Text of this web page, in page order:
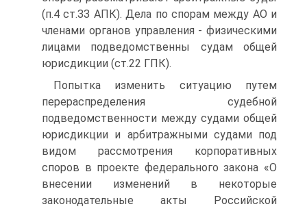
(п.4 ст.ЗЗ АПК). Дела по спорам между АО и
членами органов управления - физическими
лицами подведомственны судам общей
юрисдикции (ст.22 ГПК).
Попытка изменить ситуацию путем
перераспределения судебной
подведомственности между судами общей
юрисдикции и арбитражными судами под
видом рассмотрения корпоративных
споров в проекте федерального закона «О
внесении изменений в некоторые
законодательные акты Российской